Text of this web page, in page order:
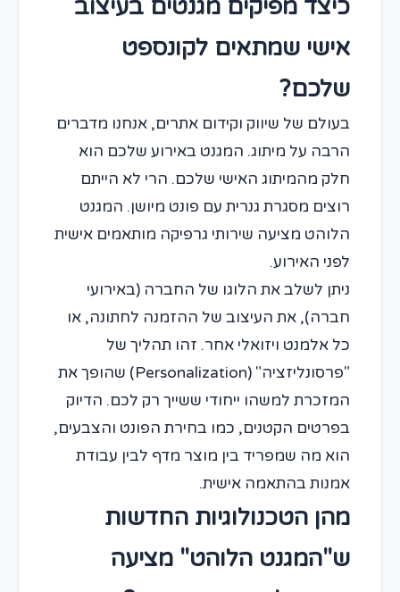
כיצד מפיקים מגנטים בעיצוב
אישי שמתאים לקונספט
שלכם?
בעולם של שיווק וקידום אתרים, אנחנו מדברים
הרבה על מיתוג. המגנט באירוע שלכם הוא
חלק מהמיתוג האישי שלכם. הרי לא הייתם
רוצים מסגרת גנרית עם פונט מיושן. המגנט
הלוהט מציעה שירותי גרפיקה מותאמים אישית
לפני האירוע.
ניתן לשלב את הלוגו של החברה (באירועי
חברה), את העיצוב של ההזמנה לחתונה, או
כל אלמנט ויזואלי אחר. זהו תהליך של
"פרסונליזציה" (Personalization) שהופך את
המזכרת למשהו ייחודי ששייך רק לכם. הדיוק
בפרטים הקטנים, כמו בחירת הפונט והצבעים,
הוא מה שמפריד בין מוצר מדף לבין עבודת
אמנות בהתאמה אישית.
מהן הטכנולוגיות החדשות
ש"המגנט הלוהט" מציעה